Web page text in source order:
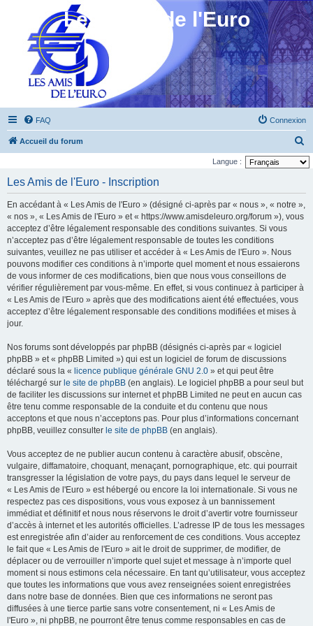
Les Amis de l'Euro
FAQ Connexion
Accueil du forum
e
Langue :
Les Amis de l'Euro - Inscription
En accédant à « Les Amis de l'Euro » (désigné ci-après par « nous », « notre »,
« nos », « Les Amis de l'Euro » et « https://www.amisdeleuro.org/forum »), vous
acceptez d’être légalement responsable des conditions suivantes. Si vous
n’acceptez pas d’être légalement responsable de toutes les conditions
suivantes, veuillez ne pas utiliser et accéder à « Les Amis de l'Euro ». Nous
pouvons modifier ces conditions à n’importe quel moment et nous essaierons
de vous informer de ces modifications, bien que nous vous conseillons de
vérifier régulièrement par vous-même. En effet, si vous continuez à participer à
« Les Amis de l'Euro » après que des modifications aient été effectuées, vous
acceptez d’être légalement responsable des conditions modifiées et mises à
jour.
Nos forums sont développés par phpBB (désignés ci-après par « logiciel
phpBB » et « phpBB Limited ») qui est un logiciel de forum de discussions
déclaré sous la « licence publique générale GNU 2.0 » et qui peut être
téléchargé sur le site de phpBB (en anglais). Le logiciel phpBB a pour seul but
de faciliter les discussions sur internet et phpBB Limited ne peut en aucun cas
être tenu comme responsable de la conduite et du contenu que nous
acceptons et que nous n’acceptons pas. Pour plus d’informations concernant
phpBB, veuillez consulter le site de phpBB (en anglais).
Vous acceptez de ne publier aucun contenu à caractère abusif, obscène,
vulgaire, diffamatoire, choquant, menaçant, pornographique, etc. qui pourrait
transgresser la législation de votre pays, du pays dans lequel le serveur de
« Les Amis de l'Euro » est hébergé ou encore la loi internationale. Si vous ne
respectez pas ces dispositions, vous vous exposez à un bannissement
immédiat et définitif et nous nous réservons le droit d’avertir votre fournisseur
d’accès à internet et les autorités officielles. L’adresse IP de tous les messages
est enregistrée afin d’aider au renforcement de ces conditions. Vous acceptez
le fait que « Les Amis de l'Euro » ait le droit de supprimer, de modifier, de
déplacer ou de verrouiller n’importe quel sujet et message à n’importe quel
moment si nous estimons cela nécessaire. En tant qu’utilisateur, vous acceptez
que toutes les informations que vous avez renseignées soient enregistrées
dans notre base de données. Bien que ces informations ne seront pas
diffusées à une tierce partie sans votre consentement, ni « Les Amis de
l'Euro », ni phpBB, ne pourront être tenus comme responsables en cas de